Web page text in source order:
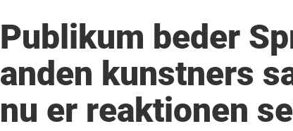
Publikum beder
anden kunstners
nu er reaktionen